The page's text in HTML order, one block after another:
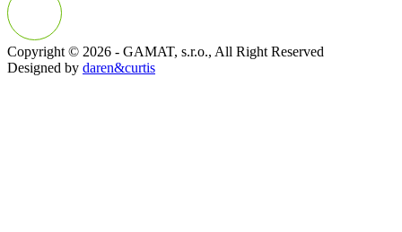
Copyright © 2026 - GAMAT, s.r.o., All Right Reserved
Designed by daren&curtis